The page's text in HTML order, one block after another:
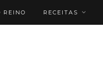
REINO RECEITAS